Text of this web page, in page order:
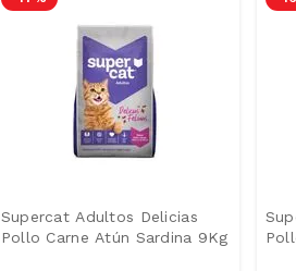
Supercat Adultos Delicias
Pollo Carne Atún Sardina 9Kg